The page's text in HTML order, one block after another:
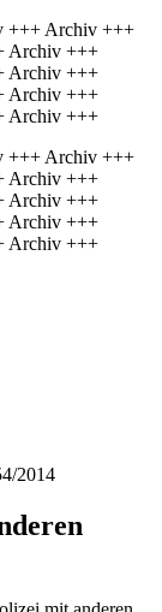
+++ Archiv +++
Archiv +++
Archiv +++
Archiv +++
Archiv +++
+++ Archiv +++
Archiv +++
Archiv +++
Archiv +++
Archiv +++
2014